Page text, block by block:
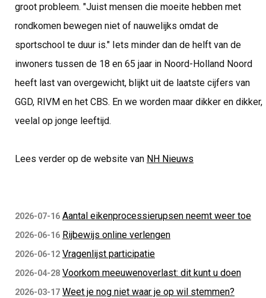
groot probleem. "Juist mensen die moeite hebben met
rondkomen bewegen niet of nauwelijks omdat de
sportschool te duur is." Iets minder dan de helft van de
inwoners tussen de 18 en 65 jaar in Noord-Holland Noord
heeft last van overgewicht, blijkt uit de laatste cijfers van
GGD, RIVM en het CBS. En we worden maar dikker en dikker,
veelal op jonge leeftijd.
Lees verder op de website van NH Nieuws
2026-07-16 Aantal eikenprocessierupsen neemt weer toe
2026-06-16 Rijbewijs online verlengen
2026-06-12 Vragenlijst participatie
2026-04-28 Voorkom meeuwenoverlast: dit kunt u doen
2026-03-17 Weet je nog niet waar je op wil stemmen?